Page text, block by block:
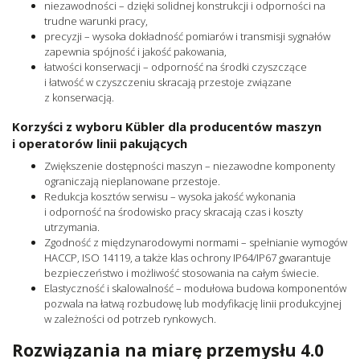
niezawodności – dzięki solidnej konstrukcji i odporności na
trudne warunki pracy,
precyzji – wysoka dokładność pomiarów i transmisji sygnałów
zapewnia spójność i jakość pakowania,
łatwości konserwacji – odporność na środki czyszczące
i łatwość w czyszczeniu skracają przestoje związane
z konserwacją.
Korzyści z wyboru Kübler dla producentów maszyn
i operatorów linii pakujących
Zwiększenie dostępności maszyn – niezawodne komponenty
ograniczają nieplanowane przestoje.
Redukcja kosztów serwisu – wysoka jakość wykonania
i odporność na środowisko pracy skracają czas i koszty
utrzymania.
Zgodność z międzynarodowymi normami – spełnianie wymogów
HACCP, ISO 14119, a także klas ochrony IP64/IP67 gwarantuje
bezpieczeństwo i możliwość stosowania na całym świecie.
Elastyczność i skalowalność – modułowa budowa komponentów
pozwala na łatwą rozbudowę lub modyfikację linii produkcyjnej
w zależności od potrzeb rynkowych.
Rozwiązania na miarę przemysłu 4.0